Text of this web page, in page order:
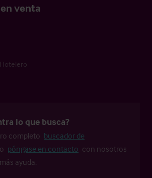
venta
lo que busca?
completo buscador de
o póngase en contacto con nosotros
ayuda.